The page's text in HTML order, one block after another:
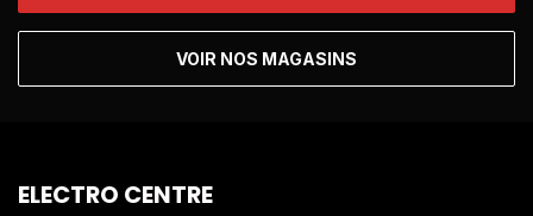
VOIR NOS MAGASINS
ELECTRO CENTRE